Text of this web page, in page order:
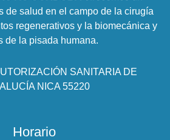
de salud en el campo de la cirugía
regenerativos y la biomecánica y
de la pisada humana.
SANITARIA DE
NICA 55220
Horario